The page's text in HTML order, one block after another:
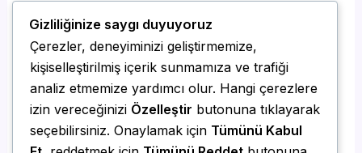
Expert Tips on Establishing Credibility and Trust
with Your Target Audience
Take Action Today: Build Your US SaaS Authority
and Drive Business Growth
Gizliliğinize saygı duyuyoruz
Çerezler, deneyiminizi geliştirmemize,
kişiselleştirilmiş içerik sunmamıza ve trafiği
analiz etmemize yardımcı olur. Hangi çerezlere
izin vereceğinizi Özelleştir butonuna tıklayarak
seçebilirsiniz. Onaylamak için Tümünü Kabul